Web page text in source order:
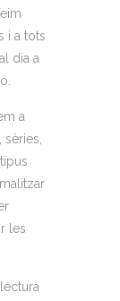
i a tots
dia a
a
sèries,
les